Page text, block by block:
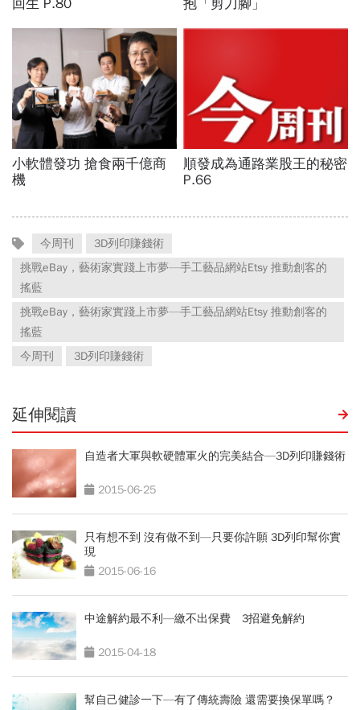
今周刊
3D列印賺錢術
挑戰eBay，藝術家實踐上市夢—手工藝品網站Etsy 推動創客的
搖藍
挑戰eBay，藝術家實踐上市夢—手工藝品網站Etsy 推動創客的
搖藍
今周刊
3D列印賺錢術
延伸閱讀
自造者大軍與軟硬體軍火的完美結合—3D列印賺錢術
2015-06-25
只有想不到 沒有做不到—只要你許願 3D列印幫你實
現
2015-06-16
中途解約最不利—繳不出保費 3招避免解約
2015-04-18
幫自己健診一下—有了傳統壽險 還需要換保單嗎？